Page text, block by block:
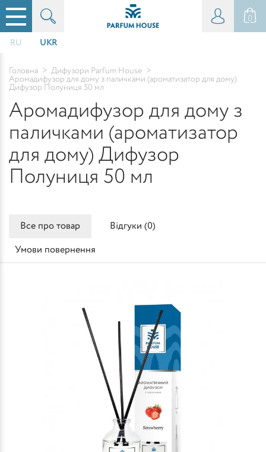
0
RU UKR
Головна > Дифузори Parfum House >
Аромадифузор для дому з паличками (ароматизатор для дому)
Дифузор Полуниця 50 мл
Аромадифузор для дому з
паличками (ароматизатор
для дому) Дифузор
Полуниця 50 мл
Все про товар Відгуки (0)
Умови повернення